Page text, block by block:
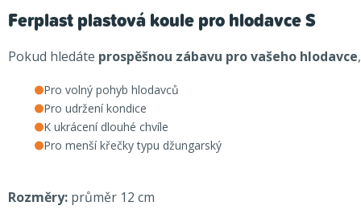
Ferplast plastová koule pro hlodavce S
Pokud hledáte prospěšnou zábavu pro vašeho hlodavce
Pro volný pohyb hlodavců
Pro udržení kondice
K ukrácení dlouhé chvíle
Pro menší křečky typu džungarský
Rozměry: průměr 12 cm